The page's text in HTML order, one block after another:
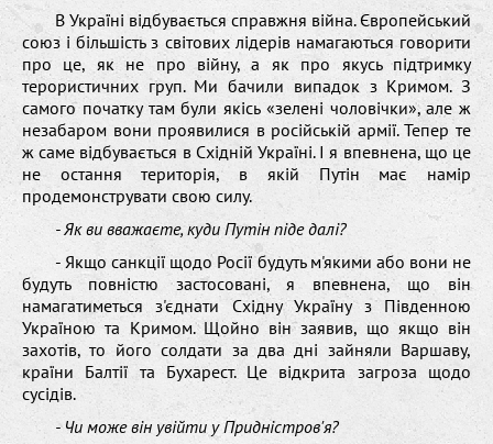
В Україні відбувається справжня війна. Європейський
союз і більшість з світових лідерів намагаються говорити
про це, як не про війну, а як про якусь підтримку
терористичних груп. Ми бачили випадок з Кримом. З
самого початку там були якісь «зелені чоловічки», але ж
незабаром вони проявилися в російській армії. Тепер те
ж саме відбувається в Східній Україні. І я впевнена, що це
не остання територія, в якій Путін має намір
продемонструвати свою силу.
- Як ви вважаєте, куди Путін піде далі?
- Якщо санкції щодо Росії будуть м'якими або вони не
будуть повністю застосовані, я впевнена, що він
намагатиметься з'єднати Східну Україну з Південною
Україною та Кримом. Щойно він заявив, що якщо він
захотів, то його солдати за два дні зайняли Варшаву,
країни Балтії та Бухарест. Це відкрита загроза щодо
сусідів.
- Чи може він увійти у Придністров'я?